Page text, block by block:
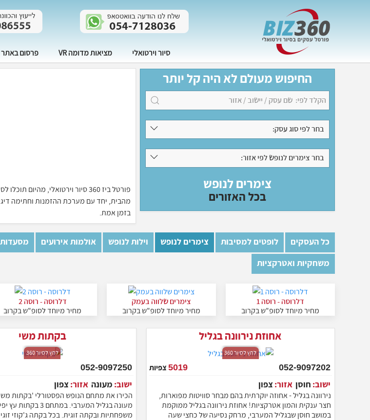
סיור וירטואלי מציאות מדומה VR פרסום באתר
פורטל ביז 360 סיור וירטואלי,
בזמן אמת.
החיפוש מעולם לא היה קל יותר
בחר לפי סוג עסק:
בחר צימרים לנופש לפי אזור:
צימרים לנופש
בכל האזורים
כל העסקים לופטים למסיבות צימרים לנופש וילות לנופש אולמות אירועים
משחקיות ואטרקציות
דלרוסה - רוסה 2
מחיר מיוחד לסופ"ש בקרוב
צימרים שלווה בעמק
מחיר מיוחד לסופ"ש בקרוב
דלרוסה - רוסה 1
מחיר מיוחד לסופ"ש בקרוב
בקתות משי
לחץ לסיור 360
052-9097250
ישוב:מעונה אזור:צפון
הכירו את מתחם הנופש הפסטורלי 'בקתות
משפחתיות ובקתה זוגית. בכל בקתה ג'קוזי
אחוזת נירוונה בגליל
לחץ לסיור 360
052-9097202
5019צפיות
ישוב:חוסן אזור:צפון
נירוונה בגליל - אחוזה יוקרתית בהם מבחר סוויטות מפוארות,
חצר ענקית והמון אטרקציות! אחוזת נירוונה בגליל ממוקמת
במושב חוסן שבגליל המערבי, מרחק נסיעה של כחצי שעה